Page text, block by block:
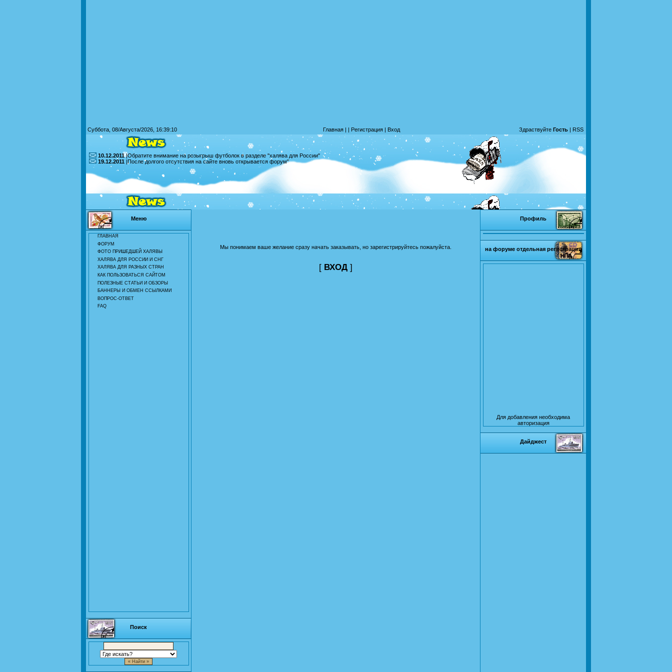
Суббота, 08/Августа/2026, 16:39:10 Главная | | Регистрация | Вход Здраствуйте Гость | RSS
10.12.2011|Обратите внимание на розыгрыш футболок в разделе "халява для России"
19.12.2011 |После долгого отсутствия на сайте вновь открывается форум"
Меню
ГЛАВНАЯ
ФОРУМ
ФОТО ПРИШЕДШЕЙ ХАЛЯВЫ
ХАЛЯВА ДЛЯ РОССИИ И СНГ
ХАЛЯВА ДЛЯ РАЗНЫХ СТРАН
КАК ПОЛЬЗОВАТЬСЯ САЙТОМ
ПОЛЕЗНЫЕ СТАТЬИ И ОБЗОРЫ
БАННЕРЫ И ОБМЕН ССЫЛКАМИ
ВОПРОС-ОТВЕТ
FAQ
Поиск
Мы понимаем ваше желание сразу начать заказывать, но зарегистрируйтесь пожалуйста.
[ ВХОД ]
Профиль
на форуме отдельная регистрация
Для добавления необходима
авторизация
Дайджест